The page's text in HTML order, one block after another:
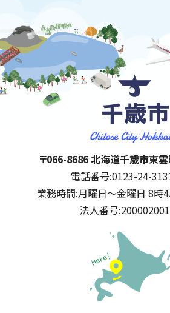
千歳市
住所:
〒066-8686 北海道千歳市東
電話番号:0123-24-
業務時間:月曜日～金曜日 8時
法人番号: